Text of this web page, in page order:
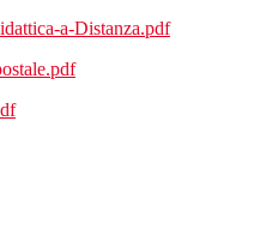
a-Distanza.pdf